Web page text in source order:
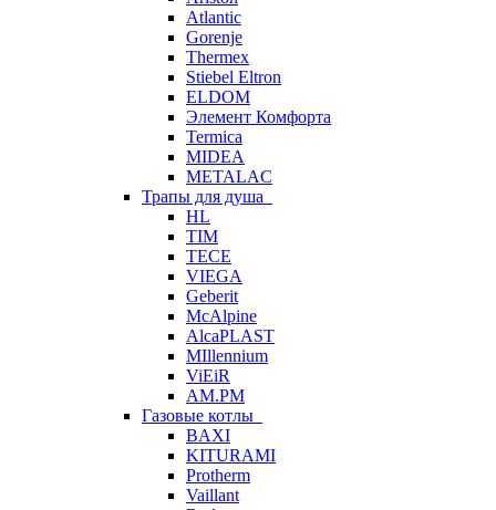
Atlantic
Gorenje
Thermex
Stiebel Eltron
ELDOM
Элемент Комфорта
Termica
MIDEA
METALAC
Трапы для душа
HL
TIM
TECE
VIEGA
Geberit
McAlpine
AlcaPLAST
MIllennium
ViEiR
AM.PM
Газовые котлы
BAXI
KITURAMI
Protherm
Vaillant